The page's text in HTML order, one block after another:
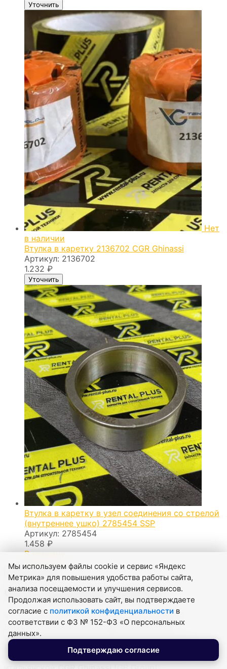
Уточнить
Нет
в наличии
Втулка в каретку 2136702 CGR Ghinassi
Артикул: 2136702
1.232 ₽
Уточнить
Втулка в каретку в узел соединения со стрелой
(внутреннее ушко) 2785454 SSP
Артикул: 2785454
1.458 ₽
В корзину
Показать ещё
Часто задаваемые вопросы
Это оригинальные запчасти или аналоги?
В каталоге «РЕНТАЛ+» представлены как
оригинальные детали производителей техники
(CATERPILLAR, VOLVO и др.), так и проверенные
аналоги от заводов-партнёров — в частности,
Мы используем файлы cookie и сервис «Яндекс
Метрика» для повышения удобства работы сайта,
анализа посещаемости и улучшения сервисов.
Продолжая использовать сайт, вы подтверждаете
согласие с политикой конфиденциальности в
соответствии с ФЗ № 152-ФЗ «О персональных
данных».
Подтверждаю согласие